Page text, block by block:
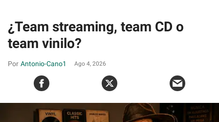
¿Team streaming, team CD o
team vinilo?
Antonio-Cano1 Ago 4, 2026